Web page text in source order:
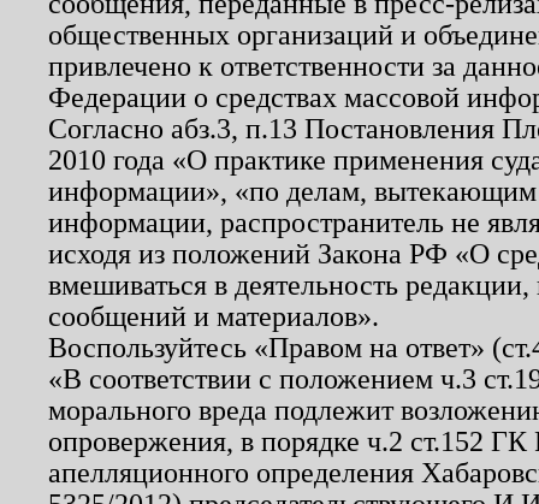
общественных организаций и
привлечено к ответственности за
Федерации о средствах массовой
Согласно абз.3, п.13 Постановления
2010 года «О практике применения
информации», «по делам, вытекающим
информации, распространитель не
исходя из положений Закона РФ «О
вмешиваться в деятельность
сообщений и материалов».
Воспользуйтесь «Правом на ответ»
«В соответствии с положением ч.3
морального вреда подлежит
опровержения, в порядке ч.2 ст.152
апелляционного определения